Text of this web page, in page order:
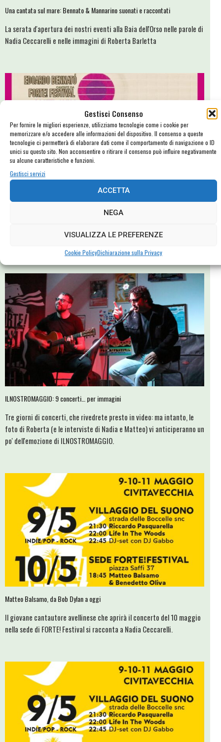
Gestisci Consenso
Per fornire le migliori esperienze, utilizziamo tecnologie come i cookie per
memorizzare e/o accedere alle informazioni del dispositivo. Il consenso a queste
tecnologie ci permetterà di elaborare dati come il comportamento di navigazione o ID
unici su questo sito. Non acconsentire o ritirare il consenso può influire negativamente
su alcune caratteristiche e funzioni.
Gestisci servizi
ACCETTA
NEGA
VISUALIZZA LE PREFERENZE
Cookie PolicyDichiarazione sulla Privacy
Una cantata sul mare: Bennato & Mannarino suonati e raccontati
La serata d'apertura dei nostri eventi alla Baia dell'Orso nelle parole di
Nadia Ceccarelli e nelle immagini di Roberta Barletta
L’arte dell’incontro #3: Edoardo Bennato e Mannarino… sul mare!
I nostri cantautori rileggono i repertori di due artisti importanti per
25), giovedì 12 giugno alle 19,30.
ILNOSTROMAGGIO: 9 concerti… per immagini
Tre giorni di concerti, che rivedrete presto in video: ma intanto, le
foto di Roberta (e le interviste di Nadia e Matteo) vi anticiperanno un
po' dell'emozione di ILNOSTROMAGGIO.
Matteo Balsamo, da Bob Dylan a oggi
Il giovane cantautore avellinese che aprirà il concerto del 10 maggio
nella sede di FORTE! Festival si racconta a Nadia Ceccarelli.